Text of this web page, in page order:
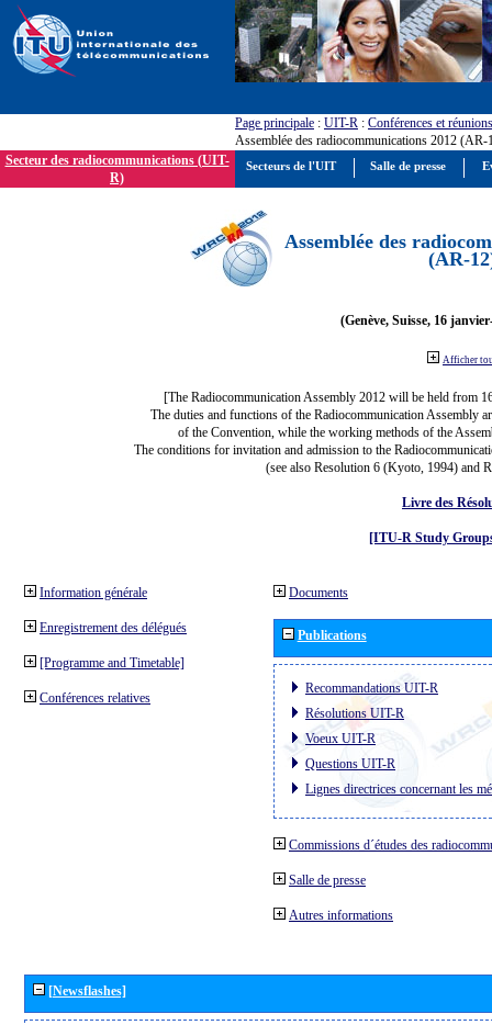
Page principale : UIT-R : Conférences et réunions
Assemblée des radiocommunications 2012 (AR-
Secteur des radiocommunications (UIT-
R)
Assemblée des
(AR-
(Genève, Suisse, 16
Afficher
[The Radiocommunication Assembly 2012 will be held from
The duties and functions of the Radiocommunication Assembly
of the Convention, while the working methods of the
The conditions for invitation and admission to the
(see also Resolution 6 (Kyoto, 1994) and
Livre des
[ITU-R Study
Information générale
Enregistrement des délégués
[Programme and Timetable]
Conférences relatives
Documents
Publications
Recommandations UIT-R
Résolutions UIT-R
Voeux UIT-R
Questions UIT-R
Lignes directrices concernant les
Commissions d´études des
Salle de presse
Autres informations
[Newsflashes]
Secteurs de l'UIT Salle de presse